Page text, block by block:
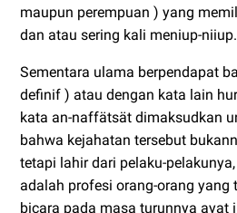
maupun perempuan ) yang
dan atau sering kali meniup-niiup.
Sementara ulama berpendapat
definif ) atau dengan kata lain
kata an-naffätsät dimaksudkan
bahwa kejahatan tersebut
tetapi lahir dari pelaku-
adalah profesi orang-orang yang
bicara pada masa turunnya ayat